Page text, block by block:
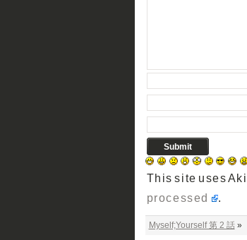
This site uses
processed
.
Myself;Yourself 第 2 話»